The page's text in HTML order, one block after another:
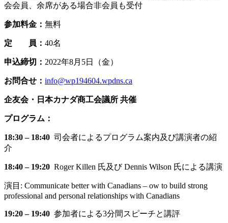
会会員、余席がある場合非会員も受付
参加料金： 無料
定 員： 40名
申込締切： 2022年8月5日（金）
お問合せ： info@wp194604.wpdns.ca
企友会・日本カナダ商工会議所 共催
プログラム：
18:30 – 18:40 司会者によるプログラム案内及び講演者の紹
介
18:40 – 19:20 Roger Killen 氏及び Dennis Wilson 氏による講演
演目: Communicate better with Canadians – ow to build strong
professional and personal relationships with Canadians
19:20 – 19:40 参加者による3分間スピーチと講評